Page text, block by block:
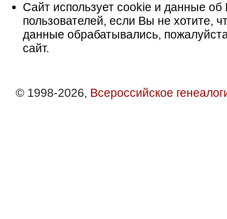
Сайт использует cookie и данные об
пользователей, если Вы не хотите,
данные обрабатывались,
сайт.
© 1998-2026, Всероссийское